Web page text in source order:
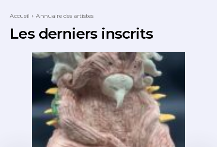
Accueil Annuaire des artistes
Les derniers inscrits